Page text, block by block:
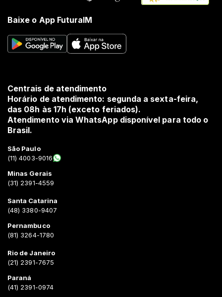
Baixe o App FuturaIM
Centrais de atendimento
Horário de atendimento: segunda a sexta-feira,
das 08h às 17h (exceto feriados).
Atendimento via WhatsApp disponível para todo o
Brasil.
São Paulo
(11) 4003-9016
Minas Gerais
(31) 2391-4559
Santa Catarina
(48) 3380-9407
Pernambuco
(81) 3264-1780
Rio de Janeiro
(21) 2391-7675
Paraná
(41) 2391-0974